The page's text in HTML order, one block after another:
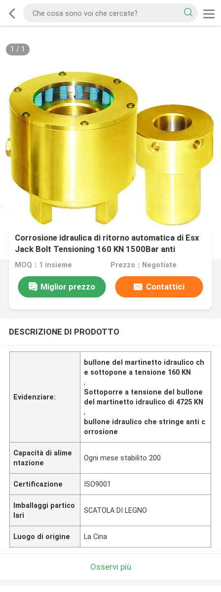
1 / 1
Corrosione idraulica di ritorno automatica di Esx
Jack Bolt Tensioning 160 KN 1500Bar anti
MOQ：1 insieme Prezzo：Negotiate
Miglior prezzo Contattici
DESCRIZIONE DI PRODOTTO
Evidenziare:
bullone del martinetto idraulico ch
e sottopone a tensione 160 KN
,
Sottoporre a tensione del bullone
del martinetto idraulico di 4725 KN
,
bullone idraulico che stringe anti c
orrosione
Capacità di alime
ntazione
Ogni mese stabilito 200
Certificazione ISO9001
Imballaggi partico
lari
SCATOLA DI LEGNO
Luogo di origine La Cina
Osservi più